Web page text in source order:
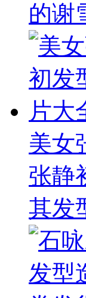
的谢
美女
张静
其发